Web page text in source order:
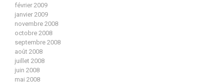
février 2009
janvier 2009
novembre 2008
octobre 2008
septembre 2008
août 2008
juillet 2008
juin 2008
mai 2008